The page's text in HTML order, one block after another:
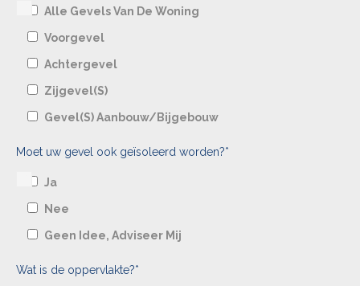
Alle Gevels Van De Woning
Voorgevel
Achtergevel
Zijgevel(s)
Gevel(s) Aanbouw/bijgebouw
Moet uw gevel ook geïsoleerd worden?*
Ja
Nee
Geen Idee, Adviseer Mij
Wat is de oppervlakte?*